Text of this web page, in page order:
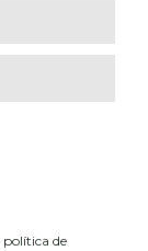
política de